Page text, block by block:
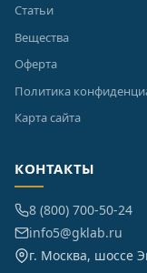
Статьи
Вещества
Оферта
Политика
Карта сайта
КОНТАКТЫ
8 (800) 700-50-24
info5@gklab.ru
г. Москва, шоссе